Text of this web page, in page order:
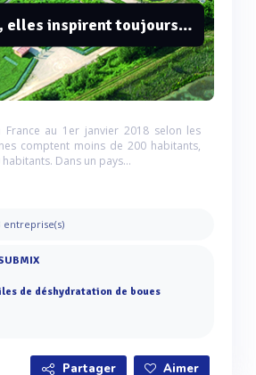
elles inspirent toujours…
au 1er janvier 2018 selon les
comptent moins de 200 habitants,
Dans un pays...
entreprise(s)
de déshydratation de boues
Partager Aimer